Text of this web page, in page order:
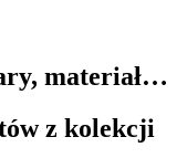
materiał…
z kolekcji